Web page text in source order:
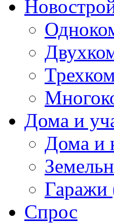
Дома и
Дома и
Гаражи
Спрос